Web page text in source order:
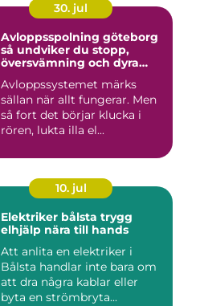
30. jul
Avloppsspolning göteborg
så undviker du stopp,
översvämning och dyra
Avloppssystemet märks
sällan när allt fungerar. Men
så fort det börjar klucka i
rören, lukta illa el...
10. jul
Elektriker bålsta trygg
elhjälp nära till hands
Att anlita en elektriker i
Bålsta handlar inte bara om
att dra några kablar eller
byta en strömbryta...